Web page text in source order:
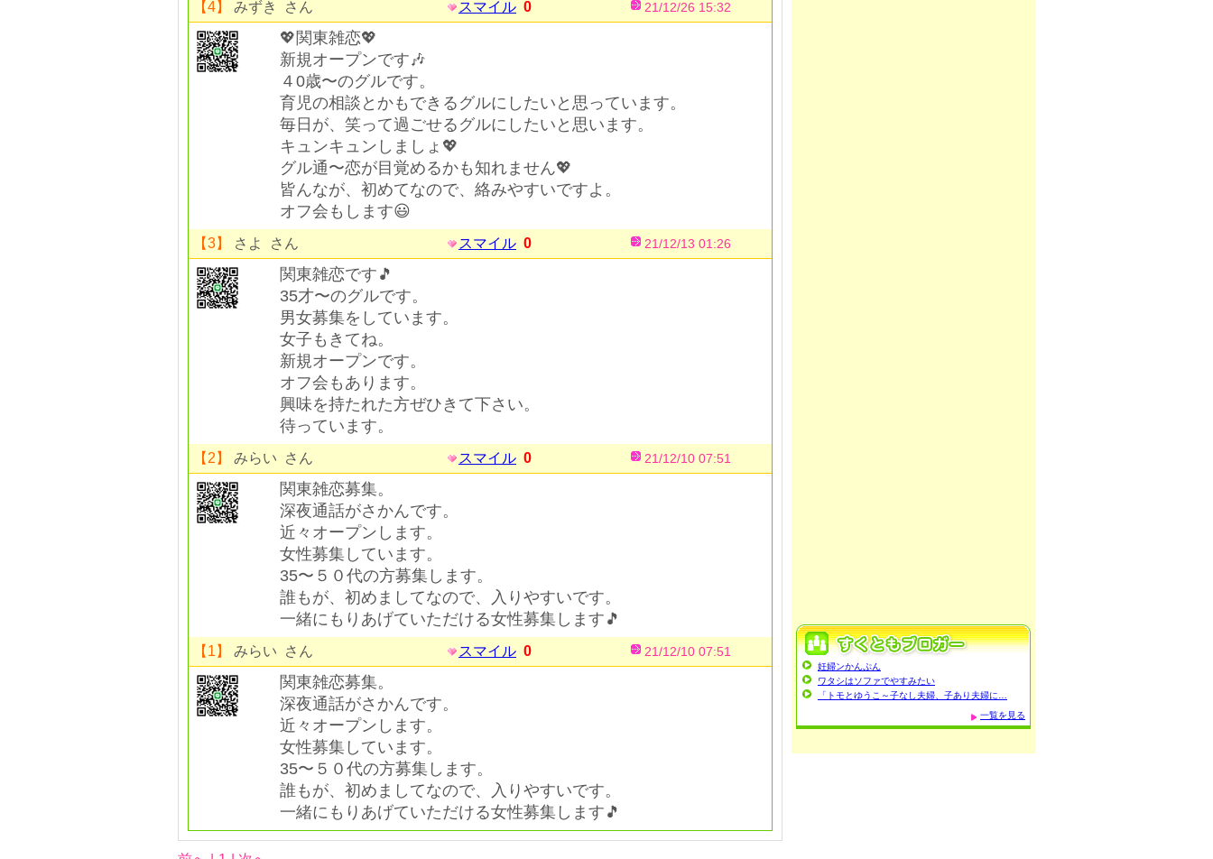
【4】
みずき さん スマイル 0 21/12/26 15:32
💖関東雑恋💖
新規オープンです🎶
４0歳〜のグルです。
育児の相談とかもできるグルにしたいと思っています。
毎日が、笑って過ごせるグルにしたいと思います。
キュンキュンしましょ💖
グル通〜恋が目覚めるかも知れません💖
皆んなが、初めてなので、絡みやすいですよ。
オフ会もします😃
【3】 さよ さん スマイル 0 21/12/13 01:26
関東雑恋です🎵
35才〜のグルです。
男女募集をしています。
女子もきてね。
新規オープンです。
オフ会もあります。
興味を持たれた方ぜひきて下さい。
待っています。
【2】 みらい さん スマイル 0 21/12/10 07:51
関東雑恋募集。
深夜通話がさかんです。
近々オープンします。
女性募集しています。
35〜５０代の方募集します。
誰もが、初めましてなので、入りやすいです。
一緒にもりあげていただける女性募集します🎵
【1】 みらい さん スマイル 0 21/12/10 07:51
関東雑恋募集。
深夜通話がさかんです。
近々オープンします。
女性募集しています。
35〜５０代の方募集します。
誰もが、初めましてなので、入りやすいです。
一緒にもりあげていただける女性募集します🎵
妊婦ンかんぷん
ワタシはソファでやすみたい
「トモとゆうこ～子なし夫婦、子あり夫婦に…
一覧を見る